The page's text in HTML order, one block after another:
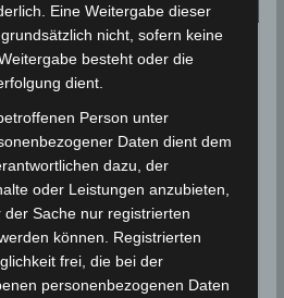
2019
08.07.2019, 7
7 Uhr
2918 Views
,
,Statistik
Eine Weitergabe dieser
nicht, sofern keine
besteht oder die
dient.
Person unter
Daten dient dem
dazu, der
oder Leistungen anzubieten,
Sache nur registrierten
können. Registrierten
frei, die bei der
personenbezogenen Daten